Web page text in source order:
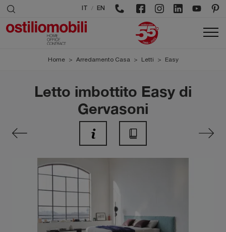
/ EN
Home > Arredamento Casa > Letti > Easy
Letto imbottito Easy di
Gervasoni